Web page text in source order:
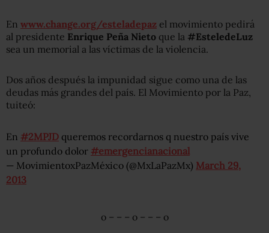
En www.change.org/esteladepaz el movimiento pedirá
al presidente Enrique Peña Nieto que la #EsteledeLuz
sea un memorial a las víctimas de la violencia.
Dos años después la impunidad sigue como una de las
deudas más grandes del país. El Movimiento por la Paz,
tuiteó:
En #2MPJD queremos recordarnos q nuestro país vive
un profundo dolor #emergencianacional
— MovimientoxPazMéxico (@MxLaPazMx) March 29,
2013
o – – – o – – – o